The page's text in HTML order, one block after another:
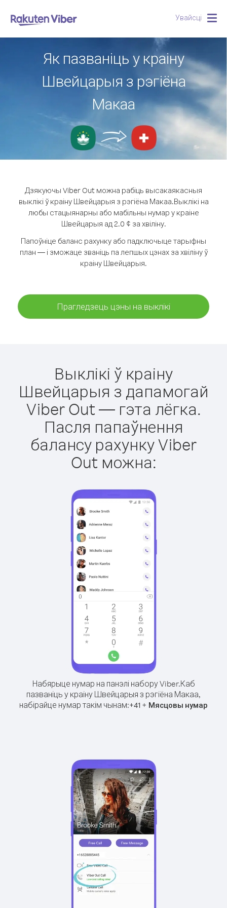
Увайсці
Як пазваніць у краіну
Швейцарыя з рэгіёна
Макаа
Дзякуючы Viber Out можна рабіць высакаякасныя
выклікі ў краіну Швейцарыя з рэгіёна Макаа.Выклікі на
любы стацыянарны або мабільны нумар у краіне
Швейцарыя ад 2.0 ¢ за хвіліну.
Папоўніце баланс рахунку або падключыце тарыфны
план — і зможаце званіць па лепшых цэнах за хвіліну ў
краіну Швейцарыя.
Прагледзець цэны на выклікі
Выклікі ў краіну
Швейцарыя з дапамогай
Viber Out — гэта лёгка.
Пасля папаўнення
балансу рахунку Viber
Out можна:
Набярыце нумар на панэлі набору Viber.Каб
пазваніць у краіну Швейцарыя з рэгіёна Макаа,
набірайце нумар такім чынам:+41 + Мясцовы нумар